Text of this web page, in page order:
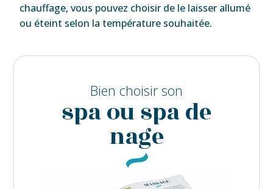
chauffage, vous pouvez choisir de le laisser allumé
ou éteint selon la température souhaitée.
Bien choisir son
spa ou spa de
nage